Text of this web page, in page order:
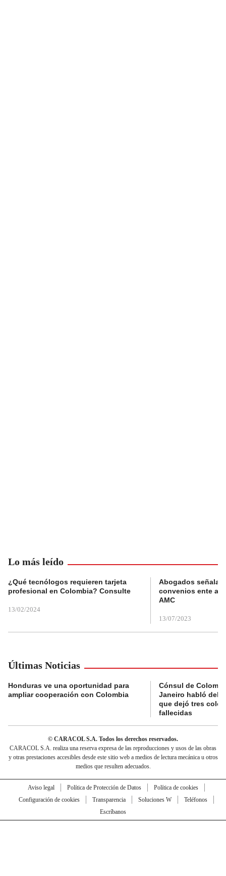
Lo más leído
¿Qué tecnólogos requieren tarjeta
profesional en Colombia? Consulte
13/02/2024
Abogados
convenios ente
AMC
13/07/2023
Últimas Noticias
Honduras ve una oportunidad para
ampliar cooperación con Colombia
Cónsul de
Janeiro habló del
que dejó tres
fallecidas
© CARACOL S.A. Todos los derechos reservados.
CARACOL S.A. realiza una reserva expresa de las reproducciones y usos de las obras
y otras prestaciones accesibles desde este sitio web a medios de lectura mecánica u otros
medios que resulten adecuados.
Aviso legal Política de Protección de Datos
Política de cookies
Configuración de cookies
Transparencia Soluciones W
Teléfonos
Escríbanos